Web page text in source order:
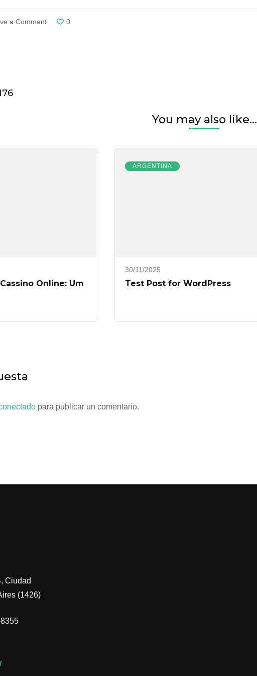
a Commenton
0
You may also like...
Online: Um
ARGENTINA
30/11/2025
Test Post for WordPress
para publicar un comentario.
Ciudad
(1426)